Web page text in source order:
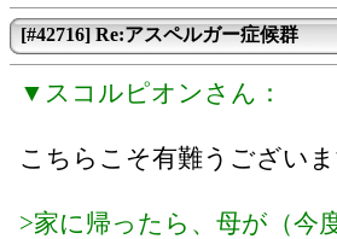
[#42716] Re:アスペルガー症候群
▼スコルピオンさん：
こちらこそ有難うございま
>家に帰ったら、母が（今